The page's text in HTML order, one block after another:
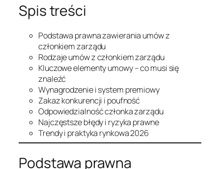
Spis treści
Podstawa prawna zawierania umów z
członkiem zarządu
Rodzaje umów z członkiem zarządu
Kluczowe elementy umowy – co musi się
znaleźć
Wynagrodzenie i system premiowy
Zakaz konkurencji i poufność
Odpowiedzialność członka zarządu
Najczęstsze błędy i ryzyka prawne
Trendy i praktyka rynkowa 2026
Podstawa prawna